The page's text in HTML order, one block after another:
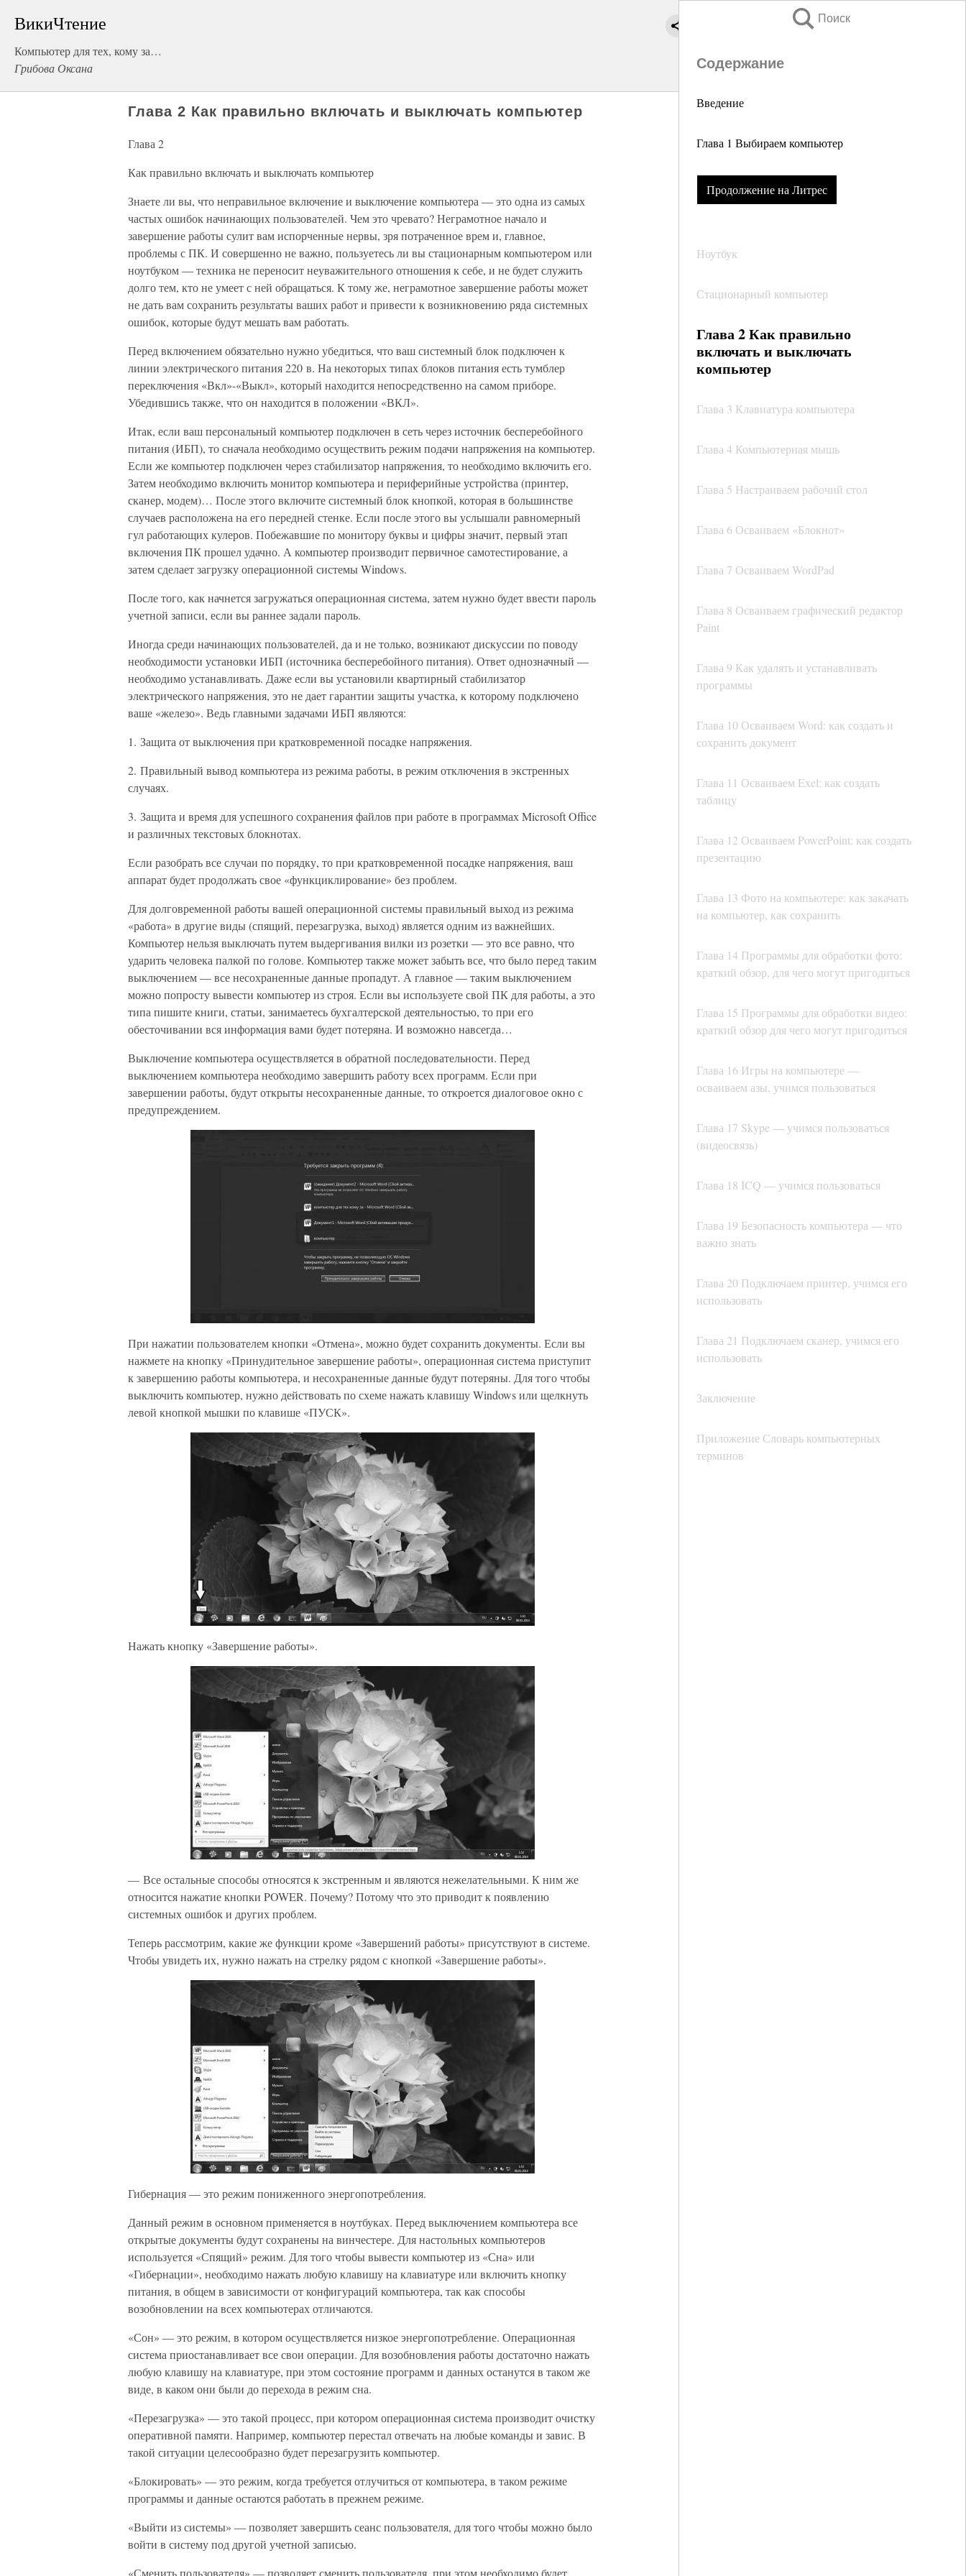
ВикиЧтение
Компьютер для тех, кому за…
Грибова Оксана
Поиск
Содержание
Введение
Глава 1 Выбираем компьютер
Продолжение на Литрес
Ноутбук
Стационарный компьютер
Глава 2 Как правильно
включать и выключать
компьютер
Глава 3 Клавиатура компьютера
Глава 4 Компьютерная мышь
Глава 5 Настраиваем рабочий стол
Глава 6 Осваиваем «Блокнот»
Глава 7 Осваиваем WordPad
Глава 8 Осваиваем графический редактор
Paint
Глава 9 Как удалять и устанавливать
программы
Глава 10 Осваиваем Word: как создать и
сохранить документ
Глава 11 Осваиваем Exel: как создать
таблицу
Глава 12 Осваиваем PowerPoint: как создать
презентацию
Глава 13 Фото на компьютере: как закачать
на компьютер, как сохранить
Глава 14 Программы для обработки фото:
краткий обзор, для чего могут пригодиться
Глава 15 Программы для обработки видео:
краткий обзор для чего могут пригодиться
Глава 16 Игры на компьютере —
осваиваем азы, учимся пользоваться
Глава 17 Skype — учимся пользоваться
(видеосвязь)
Глава 18 ICQ — учимся пользоваться
Глава 19 Безопасность компьютера — что
важно знать
Глава 20 Подключаем принтер, учимся его
использовать
Глава 21 Подключаем сканер, учимся его
использовать
Заключение
Приложение Словарь компьютерных
терминов
Глава 2 Как правильно включать и выключать компьютер
Глава 2
Как правильно включать и выключать компьютер
Знаете ли вы, что неправильное включение и выключение компьютера — это одна из самых
частых ошибок начинающих пользователей. Чем это чревато? Неграмотное начало и
завершение работы сулит вам испорченные нервы, зря потраченное врем и, главное,
проблемы с ПК. И совершенно не важно, пользуетесь ли вы стационарным компьютером или
ноутбуком — техника не переносит неуважительного отношения к себе, и не будет служить
долго тем, кто не умеет с ней обращаться. К тому же, неграмотное завершение работы может
не дать вам сохранить результаты ваших работ и привести к возникновению ряда системных
ошибок, которые будут мешать вам работать.
Перед включением обязательно нужно убедиться, что ваш системный блок подключен к
линии электрического питания 220 в. На некоторых типах блоков питания есть тумблер
переключения «Вкл»-«Выкл», который находится непосредственно на самом приборе.
Убедившись также, что он находится в положении «ВКЛ».
Итак, если ваш персональный компьютер подключен в сеть через источник бесперебойного
питания (ИБП), то сначала необходимо осуществить режим подачи напряжения на компьютер.
Если же компьютер подключен через стабилизатор напряжения, то необходимо включить его.
Затем необходимо включить монитор компьютера и периферийные устройства (принтер,
сканер, модем)… После этого включите системный блок кнопкой, которая в большинстве
случаев расположена на его передней стенке. Если после этого вы услышали равномерный
гул работающих кулеров. Побежавшие по монитору буквы и цифры значит, первый этап
включения ПК прошел удачно. А компьютер производит первичное самотестирование, а
затем сделает загрузку операционной системы Windows.
После того, как начнется загружаться операционная система, затем нужно будет ввести пароль
учетной записи, если вы раннее задали пароль.
Иногда среди начинающих пользователей, да и не только, возникают дискуссии по поводу
необходимости установки ИБП (источника бесперебойного питания). Ответ однозначный —
необходимо устанавливать. Даже если вы установили квартирный стабилизатор
электрического напряжения, это не дает гарантии защиты участка, к которому подключено
ваше «железо». Ведь главными задачами ИБП являются:
1. Защита от выключения при кратковременной посадке напряжения.
2. Правильный вывод компьютера из режима работы, в режим отключения в экстренных
случаях.
3. Защита и время для успешного сохранения файлов при работе в программах Microsoft Office
и различных текстовых блокнотах.
Если разобрать все случаи по порядку, то при кратковременной посадке напряжения, ваш
аппарат будет продолжать свое «функциклирование» без проблем.
Для долговременной работы вашей операционной системы правильный выход из режима
«работа» в другие виды (спящий, перезагрузка, выход) является одним из важнейших.
Компьютер нельзя выключать путем выдергивания вилки из розетки — это все равно, что
ударить человека палкой по голове. Компьютер также может забыть все, что было перед таким
выключением — все несохраненные данные пропадут. А главное — таким выключением
можно попросту вывести компьютер из строя. Если вы используете свой ПК для работы, а это
типа пишите книги, статьи, занимаетесь бухгалтерской деятельностью, то при его
обесточивании вся информация вами будет потеряна. И возможно навсегда…
Выключение компьютера осуществляется в обратной последовательности. Перед
выключением компьютера необходимо завершить работу всех программ. Если при
завершении работы, будут открыты несохраненные данные, то откроется диалоговое окно с
предупреждением.
При нажатии пользователем кнопки «Отмена», можно будет сохранить документы. Если вы
нажмете на кнопку «Принудительное завершение работы», операционная система приступит
к завершению работы компьютера, и несохраненные данные будут потеряны. Для того чтобы
выключить компьютер, нужно действовать по схеме нажать клавишу Windows или щелкнуть
левой кнопкой мышки по клавише «ПУСК».
Нажать кнопку «Завершение работы».
— Все остальные способы относятся к экстренным и являются нежелательными. К ним же
относится нажатие кнопки POWER. Почему? Потому что это приводит к появлению
системных ошибок и других проблем.
Теперь рассмотрим, какие же функции кроме «Завершений работы» присутствуют в системе.
Чтобы увидеть их, нужно нажать на стрелку рядом с кнопкой «Завершение работы».
Гибернация — это режим пониженного энергопотребления.
Данный режим в основном применяется в ноутбуках. Перед выключением компьютера все
открытые документы будут сохранены на винчестере. Для настольных компьютеров
используется «Спящий» режим. Для того чтобы вывести компьютер из «Сна» или
«Гибернации», необходимо нажать любую клавишу на клавиатуре или включить кнопку
питания, в общем в зависимости от конфигураций компьютера, так как способы
возобновлении на всех компьютерах отличаются.
«Сон» — это режим, в котором осуществляется низкое энергопотребление. Операционная
система приостанавливает все свои операции. Для возобновления работы достаточно нажать
любую клавишу на клавиатуре, при этом состояние программ и данных останутся в таком же
виде, в каком они были до перехода в режим сна.
«Перезагрузка» — это такой процесс, при котором операционная система производит очистку
оперативной памяти. Например, компьютер перестал отвечать на любые команды и завис. В
такой ситуации целесообразно будет перезагрузить компьютер.
«Блокировать» — это режим, когда требуется отлучиться от компьютера, в таком режиме
программы и данные остаются работать в прежнем режиме.
«Выйти из системы» — позволяет завершить сеанс пользователя, для того чтобы можно было
войти в систему под другой учетной записью.
«Сменить пользователя» — позволяет сменить пользователя, при этом необходимо будет